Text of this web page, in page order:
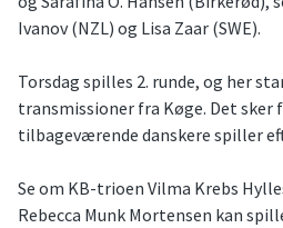
Ivanov (NZL) og Lisa Zaar (SWE).
Torsdag spilles 2. runde, og her
transmissioner fra Køge. Det sker
tilbageværende danskere spiller
Se om KB-trioen Vilma Krebs
Rebecca Munk Mortensen kan